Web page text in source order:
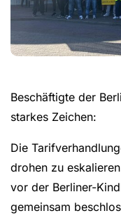
Beschäftigte der
starkes Zeichen:
Die
drohen zu
vor der Berliner-
gemeinsam